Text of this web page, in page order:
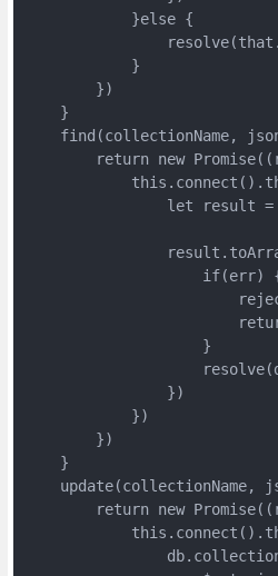
            }else {
            }
        })
    }
find(collectionName,
return new
let result
if(err)
                    }
                })
            })
        })
    }
update(collectionName,
return new